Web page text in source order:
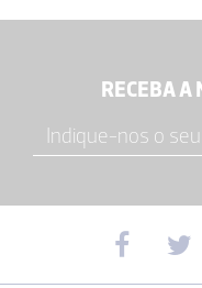
RECEBA A